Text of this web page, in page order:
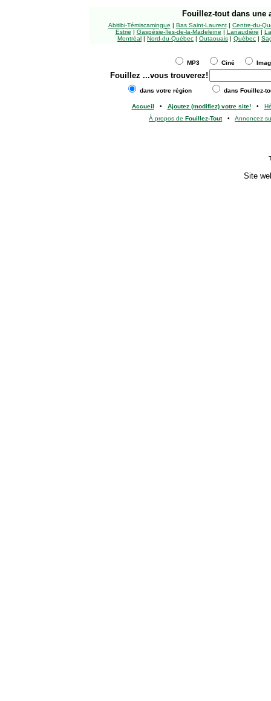
Fouillez-tout dans une
Abitibi-Témiscamingue | Bas Saint-Laurent| Centre-du-
Estrie | Gaspésie-Îles-de-la-Madeleine | Lanaudière |
Montréal | Nord-du-Québec | Outaouais | Québec |
MP3 Ciné
Fouillez ...vous trouverez!
dans votre région dans Fouillez-
Accueil • Ajoutez (modifiez) votre site!•
À propos de Fouillez-Tout• Annoncez
Site